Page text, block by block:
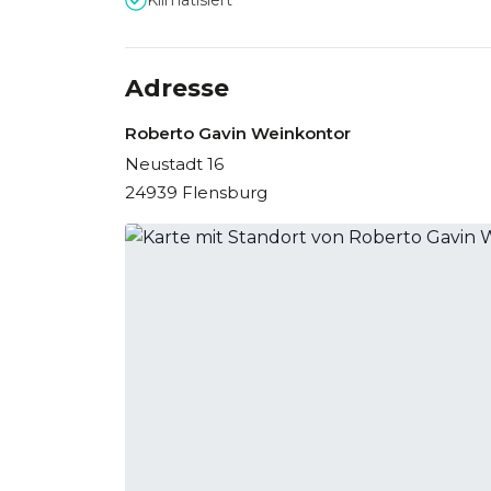
Adresse
Roberto Gavin Weinkontor
Neustadt 16
24939 Flensburg